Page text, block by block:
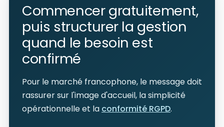
Commencer gratuitement,
puis structurer la gestion
quand le besoin est
confirmé
Pour le marché francophone, le message doit
rassurer sur l'image d'accueil, la simplicité
opérationnelle et la conformité RGPD.